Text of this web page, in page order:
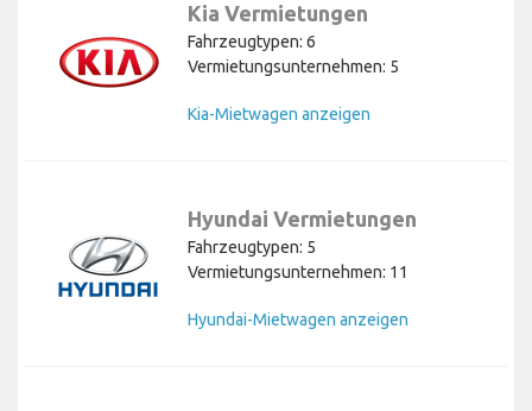
Kia Vermietungen
Fahrzeugtypen: 6
Vermietungsunternehmen: 5
Kia-Mietwagen anzeigen
Hyundai Vermietungen
Fahrzeugtypen: 5
Vermietungsunternehmen: 11
Hyundai-Mietwagen anzeigen